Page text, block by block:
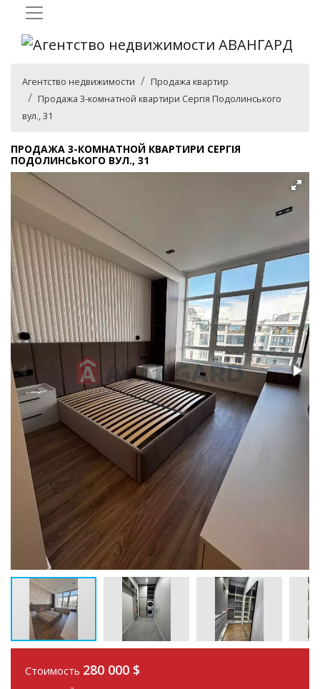
Агентство недвижимости
Продажа квартир
Продажа 3-комнатной квартири Сергія Подолинського
вул., 31
ПРОДАЖА 3-КОМНАТНОЙ КВАРТИРИ СЕРГІЯ
ПОДОЛИНСЬКОГО ВУЛ., 31
Стоимость 280 000 $